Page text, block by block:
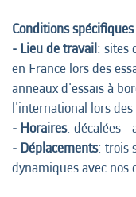
Conditions
- Lieu de travail: sites
en France lors des
anneaux d'essais à
l'international lors
- Horaires: décalées -
- Déplacements: trois
dynamiques avec